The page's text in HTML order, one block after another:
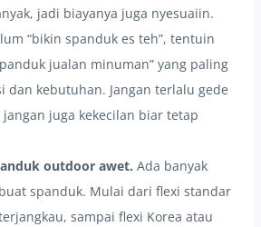
jadi biayanya juga nyesuaiin.
“bikin spanduk es teh”, tentuin
jualan minuman” yang paling
dan kebutuhan. Jangan terlalu gede
juga kekecilan biar tetap
outdoor awet. Ada banyak
spanduk. Mulai dari flexi standar
sampai flexi Korea atau